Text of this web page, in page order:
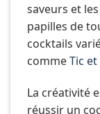
saveurs et
papilles de
cocktails
commeTic et
La créativité
réussir un